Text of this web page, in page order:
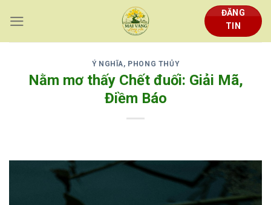
content
ĐĂNG
TIN
Ý NGHĨA, PHONG THỦY
Nằm mơ thấy Chết đuối: Giải Mã,
Điềm Báo